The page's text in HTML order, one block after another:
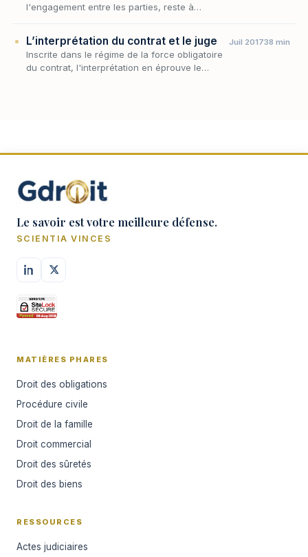
l'engagement entre les parties, reste à
à connaître du…
L’interprétation du contrat et le juge
Inscrite dans le régime de la force obligatoire
du contrat, l'interprétation en éprouve le
Juil 201738 min
Le savoir est votre meilleure défense.
SCIENTIA VINCES
MATIÈRES PHARES
Droit des obligations
Procédure civile
Droit de la famille
Droit commercial
Droit des sûretés
Droit des biens
RESSOURCES
Actes judiciaires